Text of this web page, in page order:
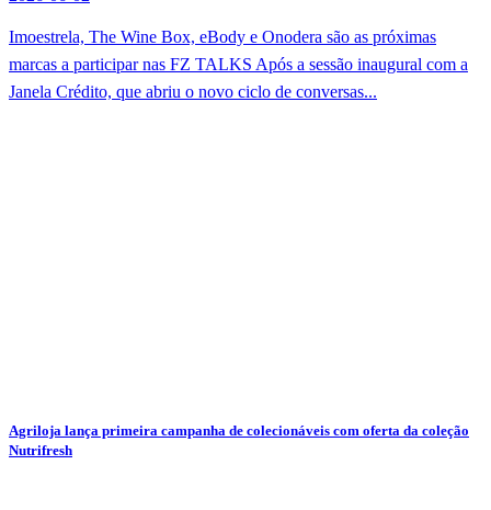
Imoestrela, The Wine Box, eBody e Onodera são as próximas
marcas a participar nas FZ TALKS Após a sessão inaugural com a
Janela Crédito, que abriu o novo ciclo de conversas...
Agriloja lança primeira campanha de colecionáveis com oferta da coleção
Nutrifresh